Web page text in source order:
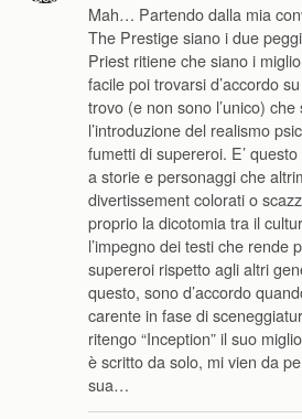
Mah… Partendo dalla mia
The Prestige siano i due
Priest ritiene che siano i
facile poi trovarsi d’accordo
trovo (e non sono l’unico)
l’introduzione del realismo
fumetti di supereroi. E’
a storie e personaggi che
divertissement colorati o
proprio la dicotomia tra il
l’impegno dei testi che rende
supereroi rispetto agli altri
questo, sono d’accordo
carente in fase di
ritengo “Inception” il suo
è scritto da solo, mi vien da
sua…